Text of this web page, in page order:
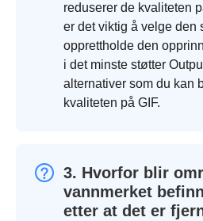
reduserer de kvaliteten
er det viktig å velge den
opprettholde den
i det minste støtter
alternativer som du kan
kvaliteten på GIF.
3. Hvorfor blir
vannmerket
etter at det er